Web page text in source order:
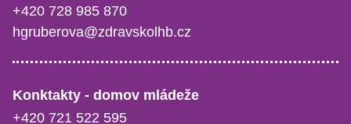
+420 728 985 870
hgruberova@zdravskolhb.cz
Konktakty - domov mládeže
+420 721 522 595